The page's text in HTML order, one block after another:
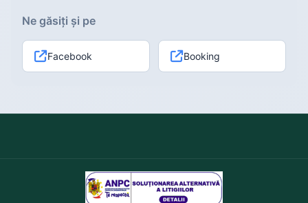
Ne găsiți și pe
Facebook Booking